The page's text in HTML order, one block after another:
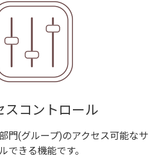
スコントロール
門(グループ)のアクセス可能なサ
できる機能です。